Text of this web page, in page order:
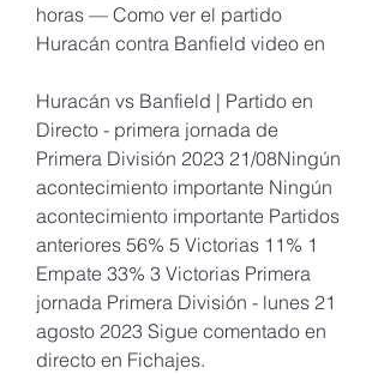
horas — Como ver el partido
Huracán contra Banfield video en
Huracán vs Banfield | Partido en
Directo - primera jornada de
Primera División 2023 21/08Ningún
acontecimiento importante Ningún
acontecimiento importante Partidos
anteriores 56% 5 Victorias 11% 1
Empate 33% 3 Victorias Primera
jornada Primera División - lunes 21
agosto 2023 Sigue comentado en
directo en Fichajes.